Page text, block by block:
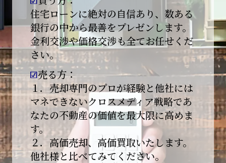
【新年あけましておめでとうございます】
本日より始業いたしました。
昨年は多くのご縁とご支援をいただき、心より
感謝申し上げます。
本年も地域に根ざし、誠実な仕事を積み重ねて
参ります。
引き続きどうぞよろしくお願いいたします。
2025-12-20
【年末年始休業のお知らせ】
住宅ローンに絶対の自信あり、数ある
銀行の中から最善をプレゼンします。
金利交渉や価格交渉も全てお任せくだ
さい。
売る方：
１．売却専門のプロが経験と他社には
マネできないクロスメディア戦略であ
なたの不動産の価値を最大限に高めま
す。
２．高価売却、高価買取いたします。
他社様と比べてみてください。